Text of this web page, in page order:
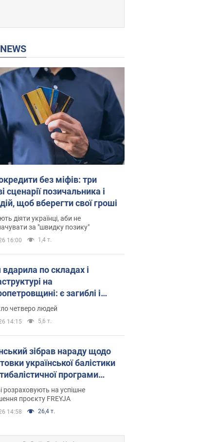
NEWS
без міфів: три
сценарії позичальника і
щоб вберегти свої гроші
діяти українці, аби не
за "швидку позику"
16:00 1,4 т.
вдарила по складах і
на
є загиблі і
Фото
четверо людей
14:15 5,6 т.
зібрав нараду щодо
української балістики
які рішення готуються
розраховують на успішне
проєкту FREYJA
14:58 26,4 т.